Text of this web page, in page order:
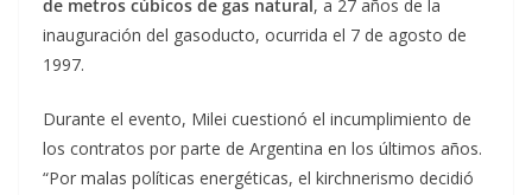
de metros cúbicos de gas natural, a 27 años de la
inauguración del gasoducto, ocurrida el 7 de agosto de
1997.
Durante el evento, Milei cuestionó el incumplimiento de
los contratos por parte de Argentina en los últimos años.
“Por malas políticas energéticas, el kirchnerismo decidió